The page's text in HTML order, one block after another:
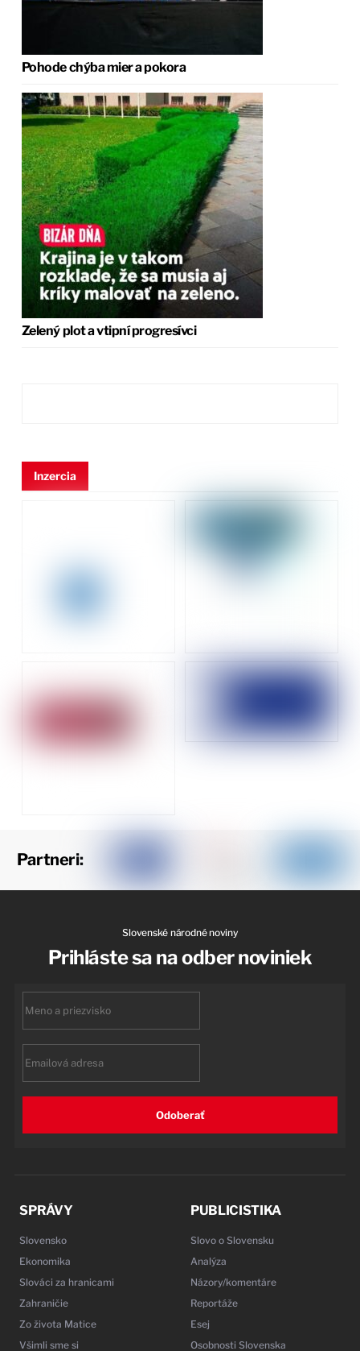
Pohode chýba mier a pokora
Zelený plot a vtipní progresívci
Inzercia
Partneri:
Slovenské národné noviny
Prihláste sa na odber noviniek
Odoberať
SPRÁVY
Slovensko
Ekonomika
Slováci za hranicami
Zahraničie
Zo života Matice
Všimli sme si
PUBLICISTIKA
Slovo o Slovensku
Analýza
Názory/komentáre
Reportáže
Esej
Osobnosti Slovenska